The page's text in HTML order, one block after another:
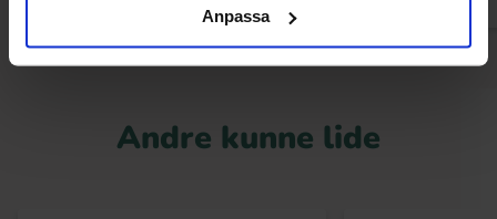
Anpassa
Andre kunne lide